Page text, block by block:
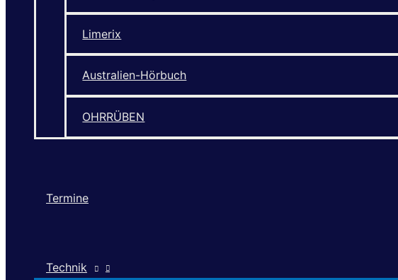
Limerix
Australien-Hörbuch
OHRRÜBEN
Termine
Technik